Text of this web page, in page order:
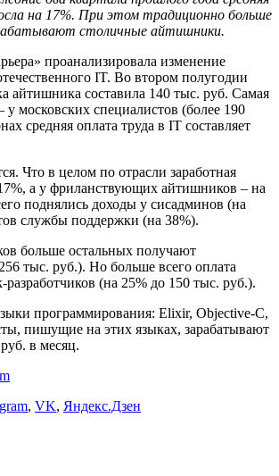
на 17%. При этом традиционно больше
столичные айтишники.
проанализировала изменение
IT. Во втором полугодии
айтишника составила 140 тыс. руб. Самая
у московских специалистов (более 190
средняя оплата труда в IT составляет
Что в целом по отрасли заработная
а у фриланствующих айтишников – на
поднялись доходы у сисадминов (на
службы поддержки (на 38%).
больше остальных получают
тыс. руб.). Но больше всего оплата
(на 25% до 150 тыс. руб.).
программирования: Elixir, Objective-C,
пишущие на этих языках, зарабатывают
в месяц.
, VK, Яндекс.Дзен